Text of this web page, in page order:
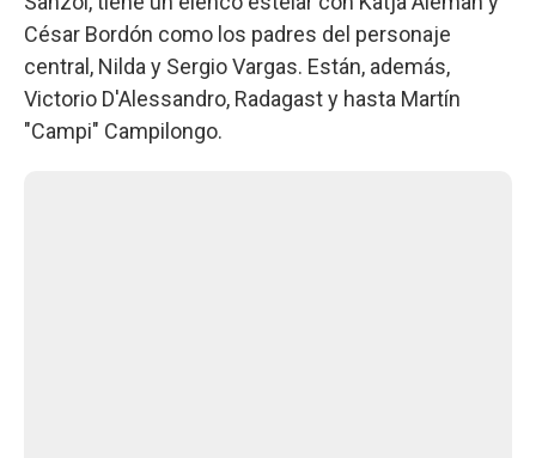
César Bordón como los padres del personaje
central, Nilda y Sergio Vargas. Están, además,
Victorio D'Alessandro, Radagast y hasta Martín
"Campi" Campilongo.